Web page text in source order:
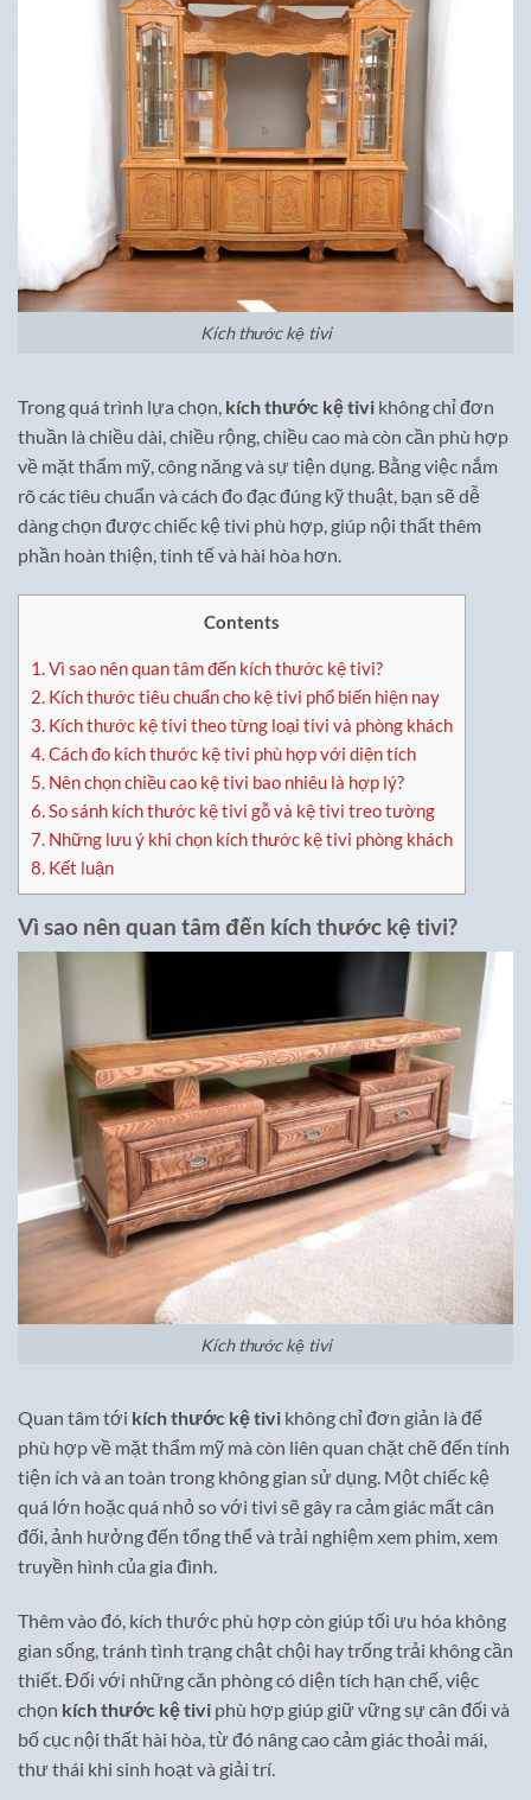
Kích thước kệ tivi
Trong quá trình lựa chọn, kích thước kệ tivi không chỉ đơn
thuần là chiều dài, chiều rộng, chiều cao mà còn cần phù hợp
về mặt thẩm mỹ, công năng và sự tiện dụng. Bằng việc nắm
rõ các tiêu chuẩn và cách đo đạc đúng kỹ thuật, bạn sẽ dễ
dàng chọn được chiếc kệ tivi phù hợp, giúp nội thất thêm
phần hoàn thiện, tinh tế và hài hòa hơn.
Contents
1.Vì sao nên quan tâm đến kích thước kệ tivi?
2. Kích thước tiêu chuẩn cho kệ tivi phổ biến hiện nay
3. Kích thước kệ tivi theo từng loại tivi và phòng khách
4.Cách đo kích thước kệ tivi phù hợp với diện tích
5. Nên chọn chiều cao kệ tivi bao nhiêu là hợp lý?
6.So sánh kích thước kệ tivi gỗ và kệ tivi treo tường
7. Những lưu ý khi chọn kích thước kệ tivi phòng khách
8. Kết luận
Vì sao nên quan tâm đến kích thước kệ tivi?
Kích thước kệ tivi
Quan tâm tới kích thước kệ tivi không chỉ đơn giản là để
phù hợp về mặt thẩm mỹ mà còn liên quan chặt chẽ đến tính
tiện ích và an toàn trong không gian sử dụng. Một chiếc kệ
quá lớn hoặc quá nhỏ so với tivi sẽ gây ra cảm giác mất cân
đối, ảnh hưởng đến tổng thể và trải nghiệm xem phim, xem
truyền hình của gia đình.
Thêm vào đó, kích thước phù hợp còn giúp tối ưu hóa không
gian sống, tránh tình trạng chật chội hay trống trải không cần
thiết. Đối với những căn phòng có diện tích hạn chế, việc
chọn kích thước kệ tivi phù hợp giúp giữ vững sự cân đối và
bố cục nội thất hài hòa, từ đó nâng cao cảm giác thoải mái,
thư thái khi sinh hoạt và giải trí.